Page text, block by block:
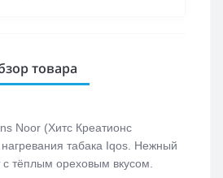
товара
Noor (Хитс Креатионс
табака Iqos. Нежный
тёплым ореховым вкусом.